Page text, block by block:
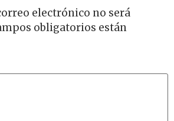
electrónico no será
obligatorios están